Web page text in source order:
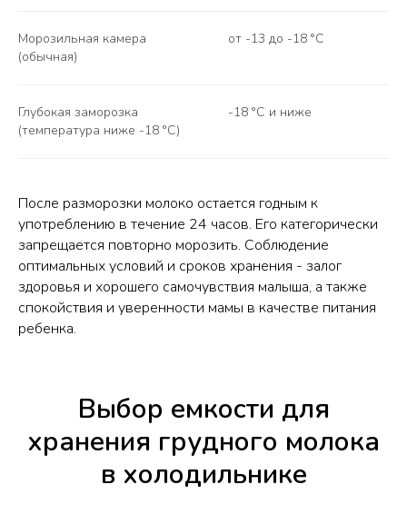
Морозильная камера
(обычная)
от -13 до -18 °C
Глубокая заморозка
(температура ниже -18 °C)
-18 °C и ниже
После разморозки молоко остается годным к
употреблению в течение 24 часов. Его категорически
запрещается повторно морозить. Соблюдение
оптимальных условий и сроков хранения - залог
здоровья и хорошего самочувствия малыша, а также
спокойствия и уверенности мамы в качестве питания
ребенка.
Выбор емкости для
хранения грудного молока
в холодильнике